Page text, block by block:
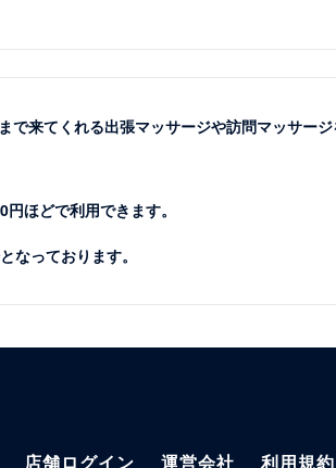
来てくれる出張マッサージや訪問マッサー
ほどで利用できます。
なっております。
店舗ログイン 運営会社 利用規約